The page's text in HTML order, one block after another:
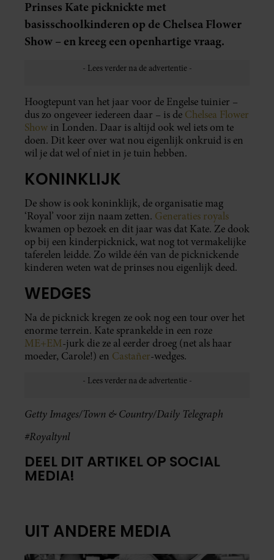
Prinses Kate picknickte met
basisschoolkinderen op de Chelsea Flower
Show – en kreeg een openhartige vraag.
Hoogtepunt van het jaar voor de Engelse tuinier –
dus zo ongeveer iedereen daar – is de Chelsea Flower
Show in Londen. Daar is altijd ook wel iets om te
doen. Dit keer over wat nou eigenlijk onkruid is en
wil je dat wel of niet in je tuin hebben.
KONINKLIJK
De show is ook koninklijk, de organisatie mag
‘Royal’ voor zijn naam zetten. Generaties royals
kwamen op bezoek en dit jaar was dat Kate. Ze dook
op bij een kinderpicknick, wat nog tot vermakelijke
taferelen leidde. Zo wilde één van de picknickende
kinderen weten wat de prinses nou eigenlijk deed.
WEDGES
Na de picknick kregen ze ook nog een tour over het
enorme terrein. Kate sprankelde in een roze
ME+EM-jurk die ze al eerder droeg (net als haar
moeder, Carole!) en Castañer-wedges.
Getty Images/Town & Country/Daily Telegraph
#Royaltynl
DEEL DIT ARTIKEL OP SOCIAL
MEDIA!
UIT ANDERE MEDIA